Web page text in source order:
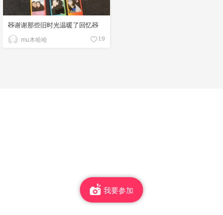
🧸谢谢那些旧时光温暖了回忆🧸
mu木哈哈 19
我要参加